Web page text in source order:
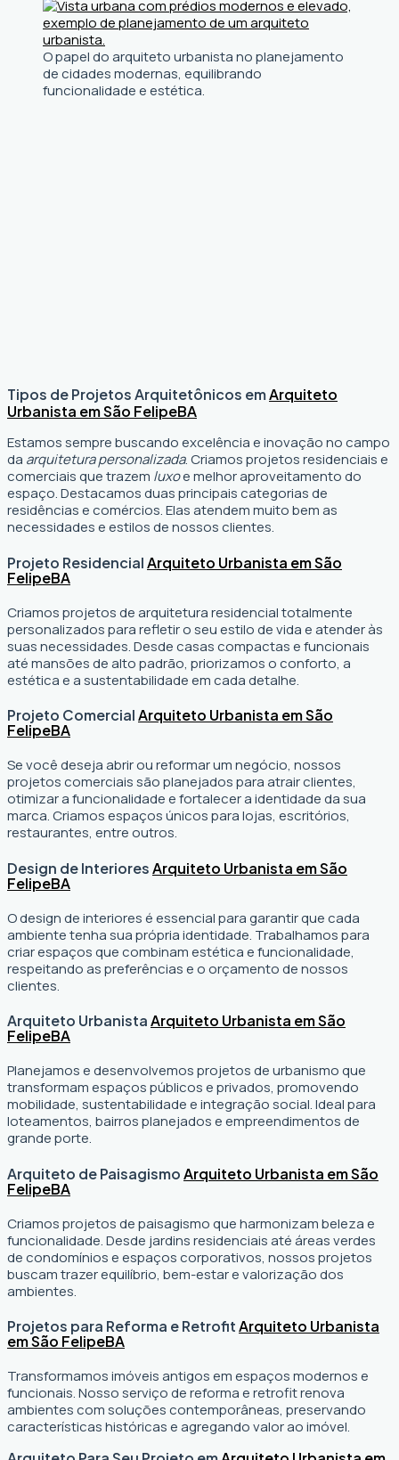
O papel do arquiteto urbanista no planejamento
de cidades modernas, equilibrando
funcionalidade e estética.
Tipos de Projetos Arquitetônicos emArquiteto
Urbanista em São FelipeBA
Estamos sempre buscando excelência e inovação no campo
da arquitetura personalizada. Criamos projetos residenciais e
comerciais que trazem luxoe melhor aproveitamento do
espaço. Destacamos duas principais categorias de
residências e comércios. Elas atendem muito bem as
necessidades e estilos de nossos clientes.
Projeto ResidencialArquiteto Urbanista em São
FelipeBA
Criamos projetos de arquitetura residencial totalmente
personalizados para refletir o seu estilo de vida e atender às
suas necessidades. Desde casas compactas e funcionais
até mansões de alto padrão, priorizamos o conforto, a
estética e a sustentabilidade em cada detalhe.
Projeto ComercialArquiteto Urbanista em São
FelipeBA
Se você deseja abrir ou reformar um negócio, nossos
projetos comerciais são planejados para atrair clientes,
otimizar a funcionalidade e fortalecer a identidade da sua
marca. Criamos espaços únicos para lojas, escritórios,
restaurantes, entre outros.
Design de InterioresArquiteto Urbanista em São
FelipeBA
O design de interiores é essencial para garantir que cada
ambiente tenha sua própria identidade. Trabalhamos para
criar espaços que combinam estética e funcionalidade,
respeitando as preferências e o orçamento de nossos
clientes.
Arquiteto UrbanistaArquiteto Urbanista em São
FelipeBA
Planejamos e desenvolvemos projetos de urbanismo que
transformam espaços públicos e privados, promovendo
mobilidade, sustentabilidade e integração social. Ideal para
loteamentos, bairros planejados e empreendimentos de
grande porte.
Arquiteto de PaisagismoArquiteto Urbanista em São
FelipeBA
Criamos projetos de paisagismo que harmonizam beleza e
funcionalidade. Desde jardins residenciais até áreas verdes
de condomínios e espaços corporativos, nossos projetos
buscam trazer equilíbrio, bem-estar e valorização dos
ambientes.
Projetos para Reforma e RetrofitArquiteto Urbanista
em São FelipeBA
Transformamos imóveis antigos em espaços modernos e
funcionais. Nosso serviço de reforma e retrofit renova
ambientes com soluções contemporâneas, preservando
características históricas e agregando valor ao imóvel.